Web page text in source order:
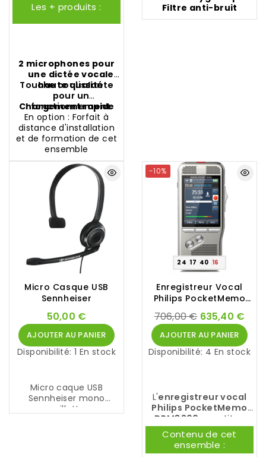
Les + produits :
2 microphones pour
une dictée vocale
haute qualité
Touche coulissante
pour un
fonctionnement
simple
Chargement rapide
En option : Forfait à
distance d'installation
et de formation de cet
ensemble
Filtre anti-bruit
Micro Casque USB
Sennheiser
50,00 €
AJOUTER AU PANIER
Disponibilité: 1 En stock
Micro caque USB
Sennheiser mono
oreillette
24 17 40 15
-10%
Enregistreur Vocal
Philips PocketMemo
706,00 € 635,40 €
AJOUTER AU PANIER
Disponibilité: 4 En stock
L'enregistreur vocal
Philips PocketMemo
DPM8200 constitue
une révolution dans le
domaine de la dictée.
La technologie de
Contenu de cet
ensemble :